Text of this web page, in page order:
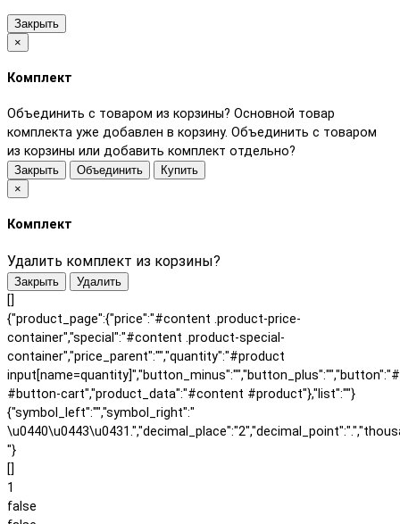
Закрыть
×
Комплект
Объединить с товаром из корзины? Основной товар
комплекта уже добавлен в корзину. Объединить с товаром
из корзины или добавить комплект отдельно?
Закрыть Объединить
Купить
×
Комплект
Удалить комплект из корзины?
Закрыть Удалить
[]
{"product_page":{"price":"#content .product-price-
container","special":"#content .product-special-
container","price_parent":"","quantity":"#product
#button-cart","product_data":"#content #product"},"list":""}
{"symbol_left":"","symbol_right":"
"}
[]
1
false